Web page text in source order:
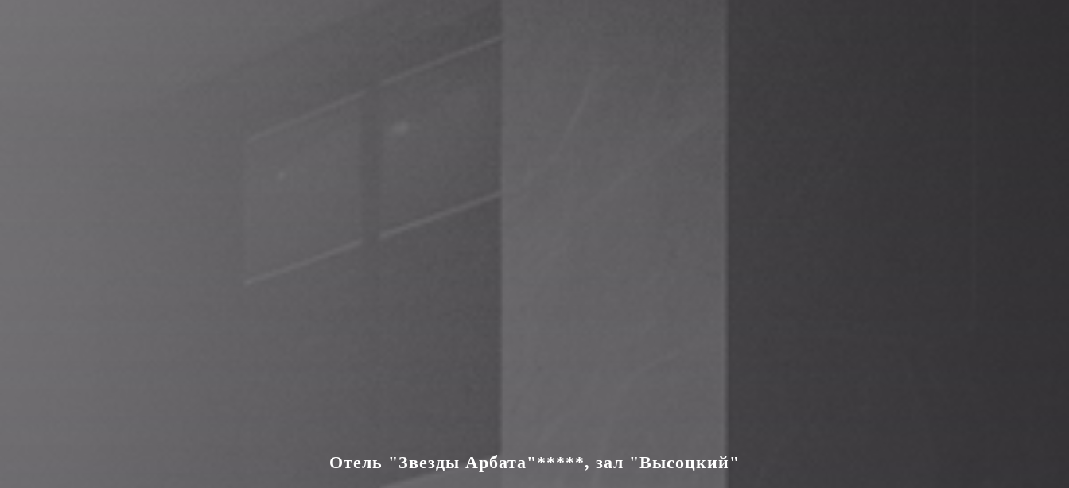
Отель "Звезды Арбата"*****, зал "Высоцкий"